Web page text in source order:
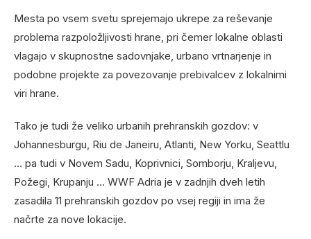
Mesta po vsem svetu sprejemajo ukrepe za reševanje
problema razpoložljivosti hrane, pri čemer lokalne oblasti
vlagajo v skupnostne sadovnjake, urbano vrtnarjenje in
podobne projekte za povezovanje prebivalcev z lokalnimi
viri hrane.
Tako je tudi že veliko urbanih prehranskih gozdov: v
Johannesburgu, Riu de Janeiru, Atlanti, New Yorku, Seattlu
… pa tudi v Novem Sadu, Koprivnici, Somborju, Kraljevu,
Požegi, Krupanju … WWF Adria je v zadnjih dveh letih
zasadila 11 prehranskih gozdov po vsej regiji in ima že
načrte za nove lokacije.